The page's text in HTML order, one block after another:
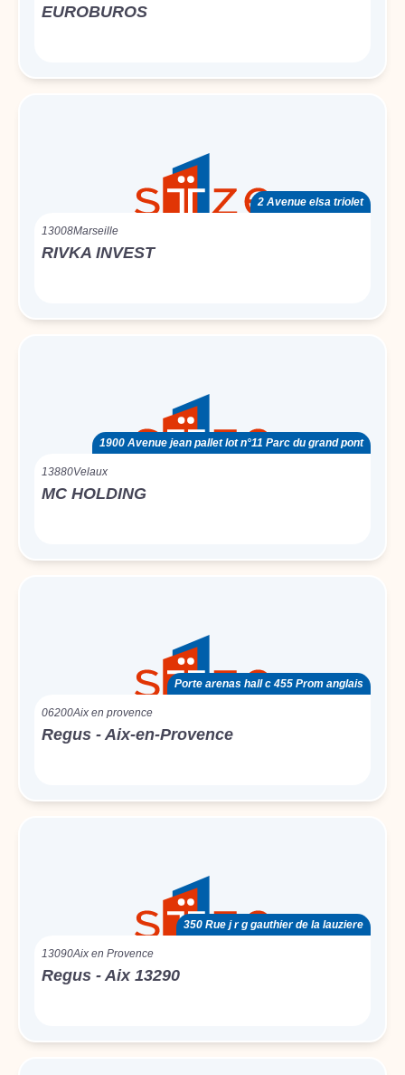
EUROBUROS
2 Avenue elsa triolet
13008Marseille
RIVKA INVEST
1900 Avenue jean pallet lot n°11 Parc du grand pont
13880Velaux
MC HOLDING
Porte arenas hall c 455 Prom anglais
06200Aix en provence
Regus - Aix-en-Provence
350 Rue j r g gauthier de la lauziere
13090Aix en Provence
Regus - Aix 13290